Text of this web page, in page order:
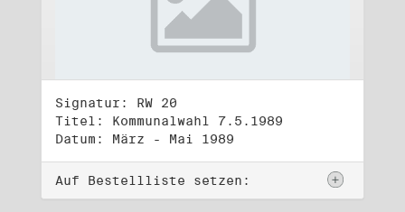
Signatur: RW 20
Titel: Kommunalwahl 7.5.1989
Datum: März - Mai 1989
Auf Bestellliste setzen: